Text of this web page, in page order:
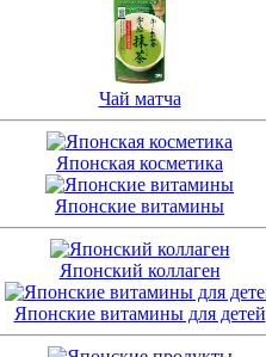
Чай матча
Японская косметика
Японские витамины
Японский коллаген
Японские витамины для детей